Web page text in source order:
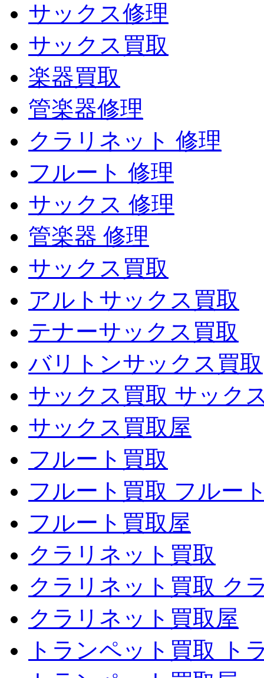
サックス修理
サックス買取
楽器買取
管楽器修理
クラリネット 修理
フルート 修理
サックス 修理
管楽器 修理
サックス買取
アルトサックス買取
テナーサックス買取
バリトンサックス買取
サックス買取 サック
サックス買取屋
フルート買取
フルート買取 フルー
フルート買取屋
クラリネット買取
クラリネット買取 ク
クラリネット買取屋
トランペット買取 ト